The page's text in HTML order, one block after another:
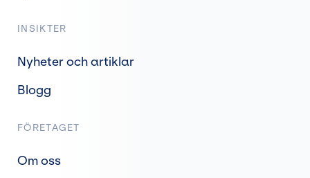
INSIKTER
Nyheter och artiklar
Blogg
FÖRETAGET
Om oss